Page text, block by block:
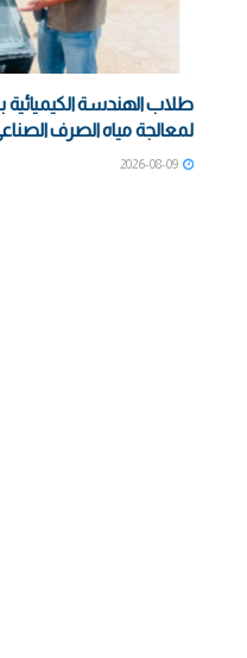
طلاب الهندسة الكيميائية
لمعالجة مياه الصرف
2026-08-09